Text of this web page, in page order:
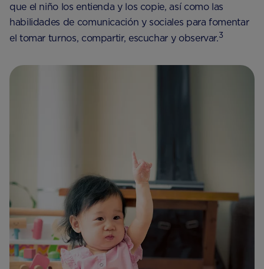
que el niño los entienda y los copie, así como las
habilidades de comunicación y sociales para fomentar
el tomar turnos, compartir, escuchar y observar.3